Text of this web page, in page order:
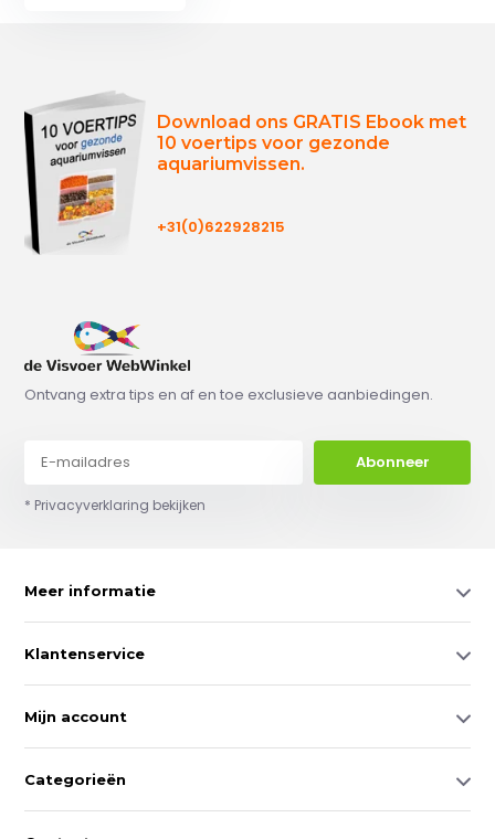
Download ons GRATIS Ebook met
10 voertips voor gezonde
aquariumvissen.
+31(0)622928215
Ontvang extra tips en af en toe exclusieve aanbiedingen.
Abonneer
* Privacyverklaring bekijken
Meer informatie
Klantenservice
Mijn account
Categorieën